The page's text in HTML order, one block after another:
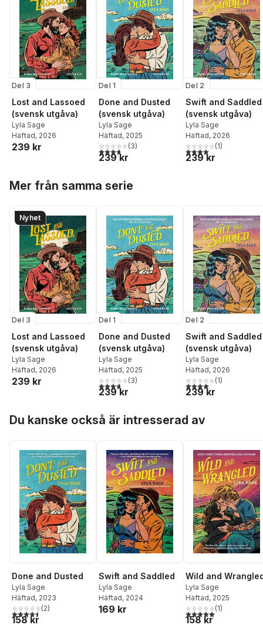
Del 3
Lost and Lassoed
(svensk utgåva)
Lyla Sage
Häftad, 2026
239 kr
Del 1
Done and Dusted
(svensk utgåva)
Lyla Sage
Häftad, 2025
3,7utav 5 stjärnor. Totalt antal röster:
(3)
239 kr
Del 2
Swift and Saddled
(svensk utgåva)
Lyla Sage
Häftad, 2026
4,0utav 5 stjärnor.
(1)
239 kr
Mer från samma serie
Nyhet
Del 3
Lost and Lassoed
(svensk utgåva)
Lyla Sage
Häftad, 2026
239 kr
Del 1
Done and Dusted
(svensk utgåva)
Lyla Sage
Häftad, 2025
3,7utav 5 stjärnor. Totalt antal röster:
(3)
239 kr
Del 2
Swift and Saddled
(svensk utgåva)
Lyla Sage
Häftad, 2026
4,0utav 5 stjärnor.
(1)
239 kr
Du kanske också är intresserad av
Done and Dusted
Lyla Sage
Häftad, 2023
4,5utav 5 stjärnor. Totalt antal röster:
(2)
158 kr
Swift and Saddled
Lyla Sage
Häftad, 2024
169 kr
Wild and
Lyla Sage
Häftad, 2025
5,0utav 5 stjärnor.
(1)
158 kr